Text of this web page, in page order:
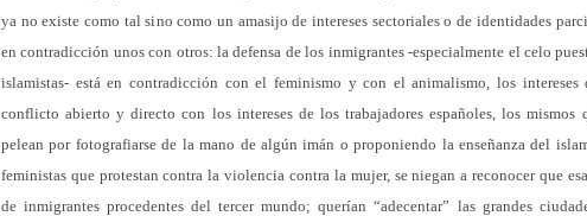
ya no existe como tal sino como un amasijo de intereses sectoriales o de identidades
en contradicción unos con otros: la defensa de los inmigrantes -especialmente el celo
islamistas- está en contradicción con el feminismo y con el animalismo, los
conflicto abierto y directo con los intereses de los trabajadores españoles, los mismos
pelean por fotografiarse de la mano de algún imán o proponiendo la enseñanza del
feministas que protestan contra la violencia contra la mujer, se niegan a reconocer que
de inmigrantes procedentes del tercer mundo; querían “adecentar” las grandes